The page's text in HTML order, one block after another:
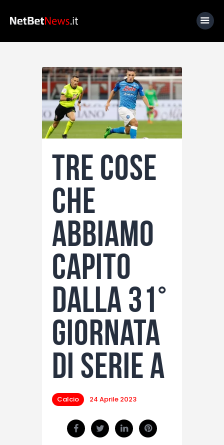
Home
News
Calcio
Basket
Lo Sapevi Che
Fantacalcio
I consigli di Giulia
Serie A
Tre cose
che
abbiamo
capito
dalla 31°
giornata
di Serie A
Calcio 24 Aprile 2023